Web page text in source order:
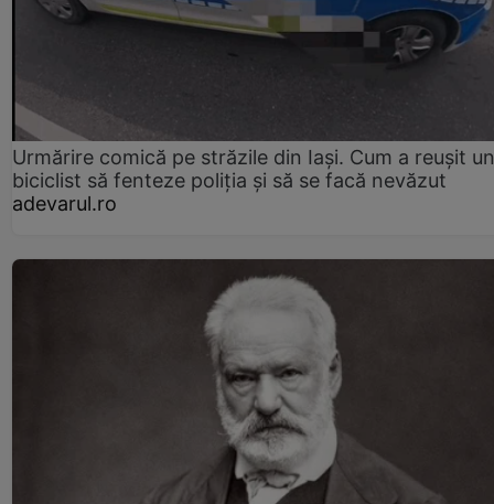
Urmărire comică pe străzile din Iași. Cum a reușit un
biciclist să fenteze poliția și să se facă nevăzut
adevarul.ro